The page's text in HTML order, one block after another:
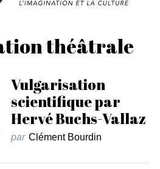
théâtrale
Vulgarisation
scientifique par
Hervé Buchs-Vallaz
par Clément Bourdin